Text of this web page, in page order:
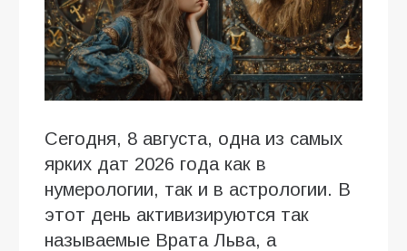
Сегодня, 8 августа, одна из самых
ярких дат 2026 года как в
нумерологии, так и в астрологии. В
этот день активизируются так
называемые Врата Льва, а